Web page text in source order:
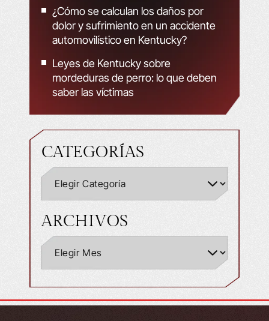
¿Cómo se calculan los daños por
dolor y sufrimiento en un accidente
automovilístico en Kentucky?
Leyes de Kentucky sobre
mordeduras de perro: lo que deben
saber las víctimas
CATEGORÍAS
ARCHIVOS